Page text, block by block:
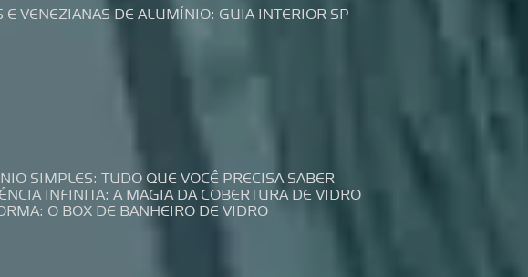
E VENEZIANAS DE ALUMÍNIO: GUIA INTERIOR SP
SIMPLES: TUDO QUE VOCÊ PRECISA SABER
INFINITA: A MAGIA DA COBERTURA DE VIDRO
O BOX DE BANHEIRO DE VIDRO